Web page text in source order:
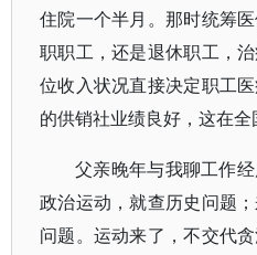
住院一个半月。那时统筹
职职工，还是退休职工，
位收入状况直接决定职工
的供销社业绩良好，这在全
父亲晚年与我聊工作
政治运动，就查历史问题
问题。运动来了，不交代